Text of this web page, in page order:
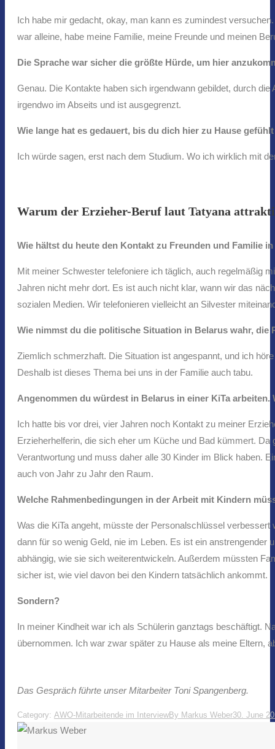
Ich habe mir gedacht, okay, man kann es zumindest
war alleine, habe meine Familie, meine Freunde und meinen
Die Sprache war sicher die größte Hürde, um hier
Genau. Die Kontakte haben sich irgendwann gebildet, durch
irgendwo im Abseits und ist ausgegrenzt.
Wie lange hat es gedauert, bis du dich hier zu Hause
Ich würde sagen, erst nach dem Studium. Wo ich wirklich mit
Warum der Erzieher-Beruf laut Tatyana
Wie hältst du heute den Kontakt zu Freunden und Familie
Mit meiner Schwester telefoniere ich täglich, auch regelmäßig
Jahren nicht mehr dort. Es ist auch nicht klar, wann wir das
sozialen Medien. Wir telefonieren vielleicht an Silvester
Wie nimmst du die politische Situation in Belarus wahr, die
Ziemlich schmerzhaft. Die Situation ist angespannt, und ich
Deshalb ist dieses Thema bei uns in der Familie auch tabu.
Angenommen du würdest in Belarus in einer KiTa
Ich hatte bis vor drei, vier Jahren noch Kontakt zu meiner
Erzieherhelferin, die sich eher um Küche und Bad kümmert.
Verantwortung und muss daher alle 30 Kinder im Blick haben.
auch von Jahr zu Jahr den Raum.
Welche Rahmenbedingungen in der Arbeit mit Kindern
Was die KiTa angeht, müsste der Personalschlüssel
dann für so wenig Geld, nie im Leben. Es ist ein
abhängig, wie sie sich weiterentwickeln. Außerdem müssten
sicher ist, wie viel davon bei den Kindern tatsächlich ankommt.
Sondern?
In meiner Kindheit war ich als Schülerin ganztags beschäftigt.
übernommen. Ich war zwar später zu Hause als meine Eltern,
Das Gespräch führte unser Mitarbeiter Toni Spangenberg.
Category: AWO-Mitarbeitende im InterviewBy Markus Weber30. June